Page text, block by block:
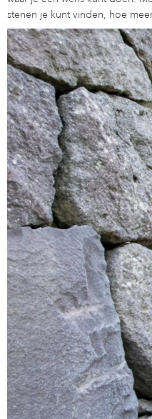
stenen je kunt vinden, hoe